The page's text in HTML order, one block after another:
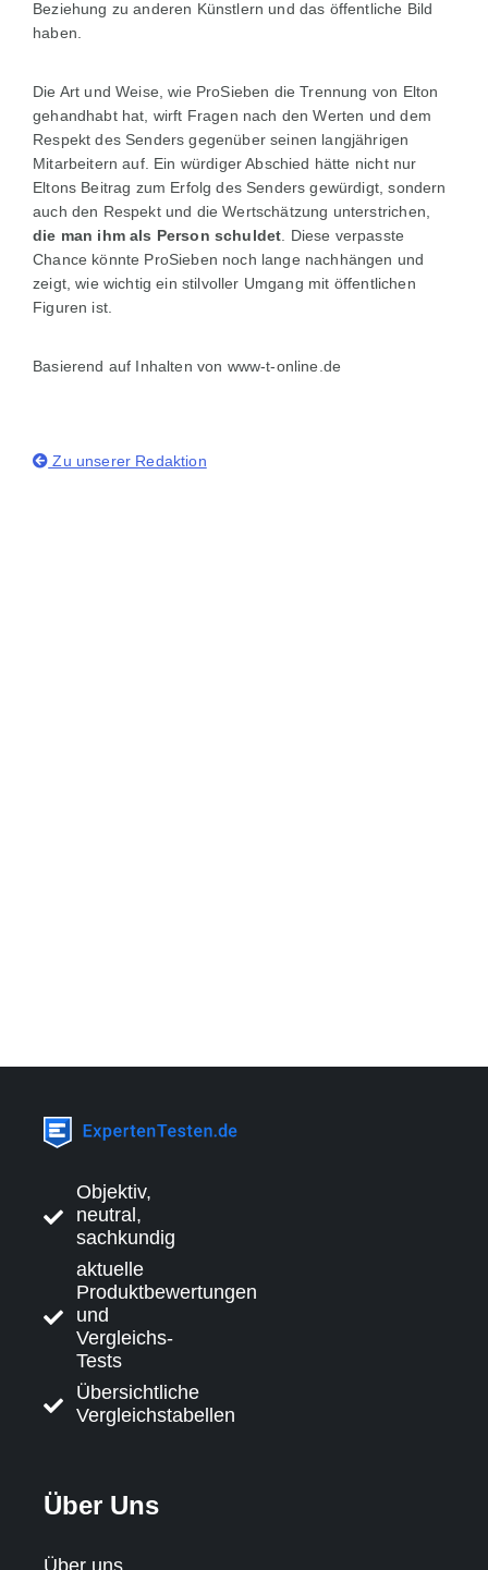
Beziehung zu anderen Künstlern und das öffentliche Bild
haben.
Die Art und Weise, wie ProSieben die Trennung von Elton
gehandhabt hat, wirft Fragen nach den Werten und dem
Respekt des Senders gegenüber seinen langjährigen
Mitarbeitern auf. Ein würdiger Abschied hätte nicht nur
Eltons Beitrag zum Erfolg des Senders gewürdigt, sondern
auch den Respekt und die Wertschätzung unterstrichen,
die man ihm als Person schuldet . Diese verpasste
Chance könnte ProSieben noch lange nachhängen und
zeigt, wie wichtig ein stilvoller Umgang mit öffentlichen
Figuren ist.
Basierend auf Inhalten von www-t-online.de
Zu unserer Redaktion
Objektiv,
neutral,
sachkundig
aktuelle
Produktbewertungen
und
Vergleichs-
Tests
Übersichtliche
Vergleichstabellen
Über Uns